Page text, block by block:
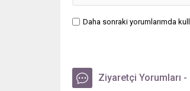
Daha sonraki yorumlarımda
Ziyaretçi Yorumları -